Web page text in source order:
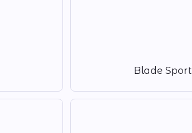
Blade Sport